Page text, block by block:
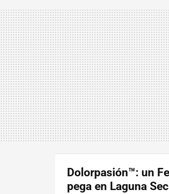
Dolorpasión™: un
pega en Laguna